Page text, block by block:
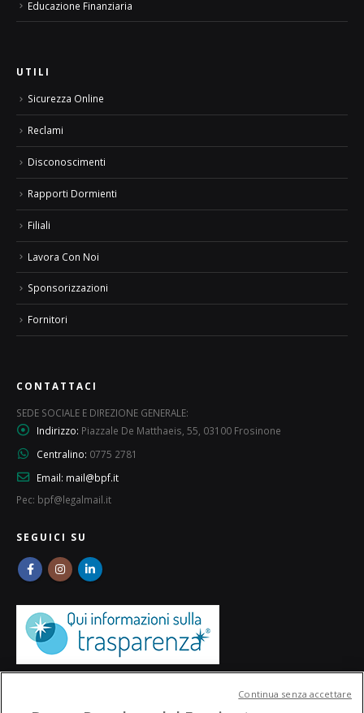
Educazione Finanziaria
UTILI
Sicurezza Online
Reclami
Disconoscimenti
Rapporti Dormienti
Filiali
Lavora Con Noi
Sponsorizzazioni
Fornitori
CONTATTACI
SEDE SOCIALE E DIREZIONE GENERALE:
Indirizzo: Piazzale De Matthaeis, 55, 03100 Frosinone
Centralino: 0775 2781
Email: mail@bpf.it
Pec: bpf@legalmail.it
SEGUICI SU
Continua senza accettare